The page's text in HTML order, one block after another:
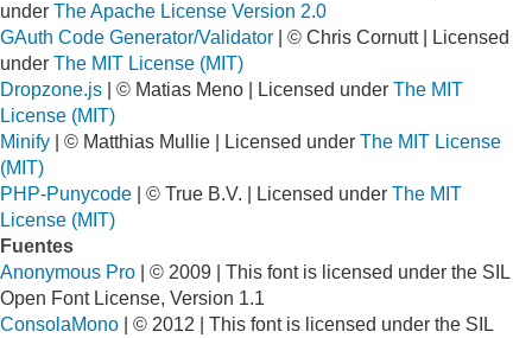
under The Apache License Version 2.0
GAuth Code Generator/Validator | © Chris Cornutt | Licensed
under The MIT License (MIT)
Dropzone.js | © Matias Meno | Licensed under The MIT
License (MIT)
Minify | © Matthias Mullie | Licensed under The MIT License
(MIT)
PHP-Punycode | © True B.V. | Licensed under The MIT
License (MIT)
Fuentes
Anonymous Pro | © 2009 | This font is licensed under the SIL
Open Font License, Version 1.1
ConsolaMono | © 2012 | This font is licensed under the SIL